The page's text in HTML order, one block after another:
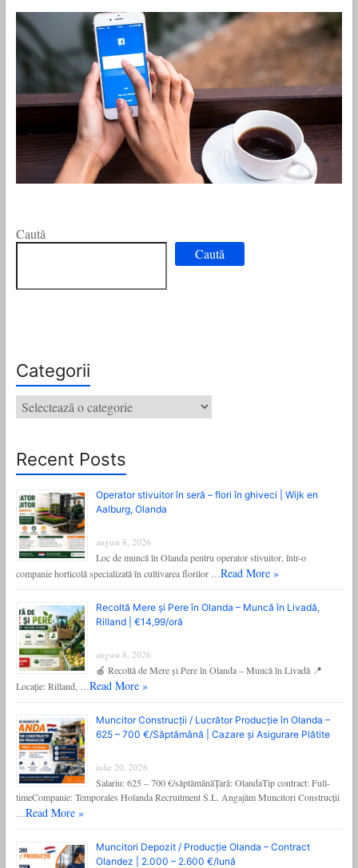
Caută
Caută
Categorii
Categorii
Recent Posts
Operator stivuitor în seră – flori în ghiveci | Wijk en
Aalburg, Olanda
august 8, 2026
Loc de muncă în Olanda pentru operator stivuitor, într-o
companie horticolă specializată în cultivarea florilor … Read More »
Recoltă Mere și Pere în Olanda – Muncă în Livadă,
Rilland | €14,99/oră
august 8, 2026
🍎 Recoltă de Mere și Pere în Olanda – Muncă în Livadă 📍
Locație: Rilland, … Read More »
Muncitor Construcții / Lucrător Producție în Olanda –
625 – 700 €/Săptămână | Cazare și Asigurare Plătite
iulie 20, 2026
Salariu: 625 – 700 €/săptămânăȚară: OlandaTip contract: Full-
timeCompanie: Temporales Holanda Recruitment S.L. Angajăm Muncitori Construcții
Read More »
Muncitori Depozit / Producție Olanda – Contract
Olandez | 2.000 – 2.600 €/lună